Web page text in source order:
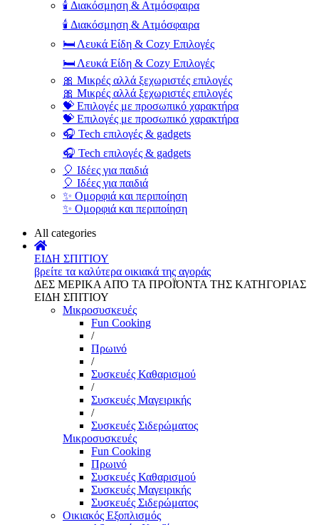
🕯️ Διακόσμηση & Ατμόσφαιρα
🕯️ Διακόσμηση & Ατμόσφαιρα
🛏️ Λευκά Είδη & Cozy Επιλογές
🛏️ Λευκά Είδη & Cozy Επιλογές
🎀 Μικρές αλλά ξεχωριστές επιλογές
🎀 Μικρές αλλά ξεχωριστές επιλογές
💝 Επιλογές με προσωπικό χαρακτήρα
💝 Επιλογές με προσωπικό χαρακτήρα
🎧 Tech επιλογές & gadgets
🎧 Tech επιλογές & gadgets
🎈 Ιδέες για παιδιά
🎈 Ιδέες για παιδιά
✨ Ομορφιά και περιποίηση
✨ Ομορφιά και περιποίηση
All categories
ΕΙΔΗ ΣΠΙΤΙΟΥ
βρείτε τα καλύτερα οικιακά της αγοράς
ΔΕΣ ΜΕΡΙΚΑ ΑΠΌ ΤΑ ΠΡΟΪΌΝΤΑ ΤΗΣ ΚΑΤΗΓΟΡΙΑΣ
ΕΙΔΗ ΣΠΙΤΙΟΥ
Μικροσυσκευές
Fun Cooking
/
Πρωινό
/
Συσκευές Καθαρισμού
/
Συσκευές Μαγειρικής
/
Συσκευές Σιδερώματος
Μικροσυσκευές
Fun Cooking
Πρωινό
Συσκευές Καθαρισμού
Συσκευές Μαγειρικής
Συσκευές Σιδερώματος
Οικιακός Εξοπλισμός